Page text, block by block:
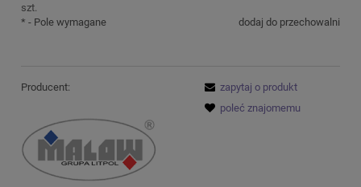
szt.
dodaj do przechowalni
* - Pole wymagane
Producent:
zapytaj o produkt
poleć znajomemu